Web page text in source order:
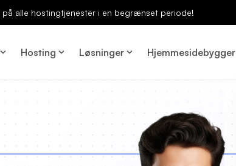
på alle hostingtjenester i en begrænset periode!
Hosting Løsninger Hjemmesidebygger